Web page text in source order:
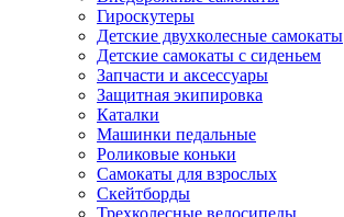
Гироскутеры
Детские двухколесные самокаты
Детские самокаты с сиденьем
Запчасти и аксессуары
Защитная экипировка
Каталки
Машинки педальные
Роликовые коньки
Самокаты для взрослых
Скейтборды
Трехколесные велосипеды